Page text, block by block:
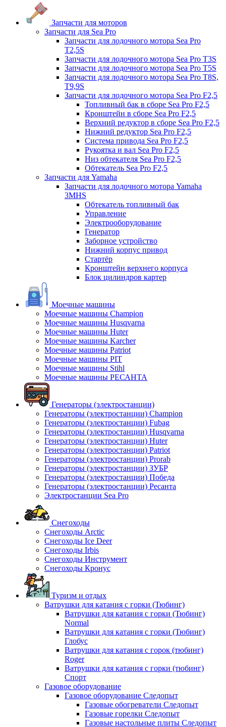
Запчасти для моторов
Запчасти для Sea Pro
Запчасти для лодочного мотора Sea Pro
Т2,5S
Запчасти для лодочного мотора Sea Pro Т3S
Запчасти для лодочного мотора Sea Pro Т5S
Запчасти для лодочного мотора Sea Pro Т8S,
T9,9S
Запчасти для лодочного мотора Sea Pro F2,5
Топливный бак в сборе Sea Pro F2,5
Кронштейн в сборе Sea Pro F2,5
Верхний редуктор в сборе Sea Pro F2,5
Нижний редуктор Sea Pro F2,5
Система привода Sea Pro F2,5
Рукоятка и вал Sea Pro F2,5
Низ обтекателя Sea Pro F2,5
Обтекатель Sea Pro F2,5
Запчасти для Yamaha
Запчасти для лодочного мотора Yamaha
3MHS
Обтекатель топливный бак
Управление
Электрооборудование
Генератор
Заборное устройство
Нижний корпус привод
Стартёр
Кронштейн верхнего корпуса
Блок цилиндров картер
Моечные машины
Моечные машины Champion
Моечные машины Husqvarna
Моечные машины Huter
Моечные машины Karcher
Моечные машины Patriot
Моечные машины PIT
Моечные машины Stihl
Моечные машины РЕСАНТА
Генераторы (электростанции)
Генераторы (электростанции) Champion
Генераторы (электростанции) Fubag
Генераторы (электростанции) Husqvarna
Генераторы (электростанции) Huter
Генераторы (электростанции) Patriot
Генераторы (электростанции) Prorab
Генераторы (электростанции) ЗУБР
Генераторы (электростанции) Победа
Генераторы (электростанции) Ресанта
Электростанции Sea Pro
Снегоходы
Снегоходы Arctic
Снегоходы Ice Deer
Снегоходы Irbis
Снегоходы Инструмент
Снегоходы Кронус
Туризм и отдых
Ватрушки для катания с горки (Тюбинг)
Ватрушки для катания с горки (Тюбинг)
Normal
Ватрушки для катания с горки (Тюбинг)
Глобус
Ватрушки для катания с горок (тюбинг)
Roger
Ватрушки для катания с горки (тюбинг)
Спорт
Газовое оборудование
Газовое оборудование Следопыт
Газовые обогреватели Следопыт
Газовые горелки Следопыт
Газовые настольные плиты Следопыт